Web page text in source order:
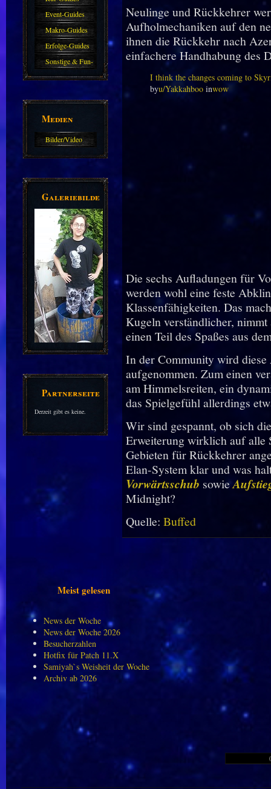
Event-Guides
Makro-Guides
Erfolge-Guides
Sonstige & Fun-
Guides
Medien
Bilder/Video
Galeriebilder
Partnerseiten
Derzeit gibt es keine.
Neulinge und Rückkehrer
Aufholmechaniken auf den
ihnen die Rückkehr nach
einfachere Handhabung des
I think the changes coming to
byu/Yakkahbooinwow
Die sechs Aufladungen für
werden wohl eine feste
Klassenfähigkeiten. Das
Kugeln verständlicher,
einen Teil des Spaßes aus
In der Community wird
aufgenommen. Zum einen
am Himmelsreiten, ein
das Spielgefühl allerdings
Wir sind gespannt, ob sich
Erweiterung wirklich auf alle
Gebieten für Rückkehrer
Elan-System klar und was
Vorwärtsschub sowie
Midnight?
Quelle: Buffed
Meist gelesen
News der Woche
News der Woche 2026
Besucherzahlen
Hotfix für Patch 11.X
Samiyah`s Weisheit der Woche
Archiv ab 2026